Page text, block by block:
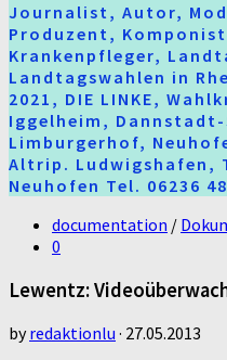
Journalist, Autor,
Produzent,
Krankenpfleger,
Landtagswahlen in
2021, DIE LINKE,
Iggelheim,
Limburgerhof,
Altrip. Ludwigshafen,
Neuhofen Tel. 06236
documentation /
0
Lewentz:
byredaktionlu · 27.05.2013